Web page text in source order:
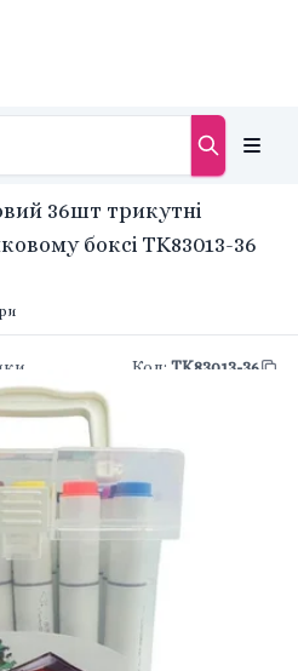
36шт трикутні
боксі TK83013-36
Код: TK83013-36